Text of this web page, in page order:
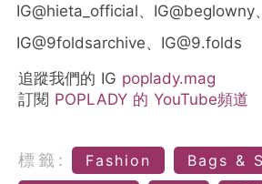
IG@hieta_official、IG@beglowny、
IG@9foldsarchive、IG@9.folds
追蹤我們的 IG poplady.mag
訂閱 POPLADY 的 YouTube頻道
標籤: Fashion
Bags &